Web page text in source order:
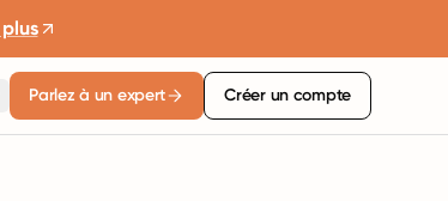
Parlez à un expert Créer un compte